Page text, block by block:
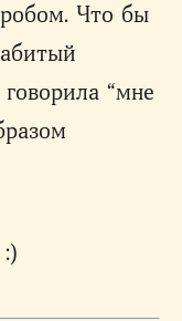
Что бы
“мне